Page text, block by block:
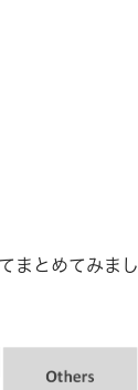
まとめてみま